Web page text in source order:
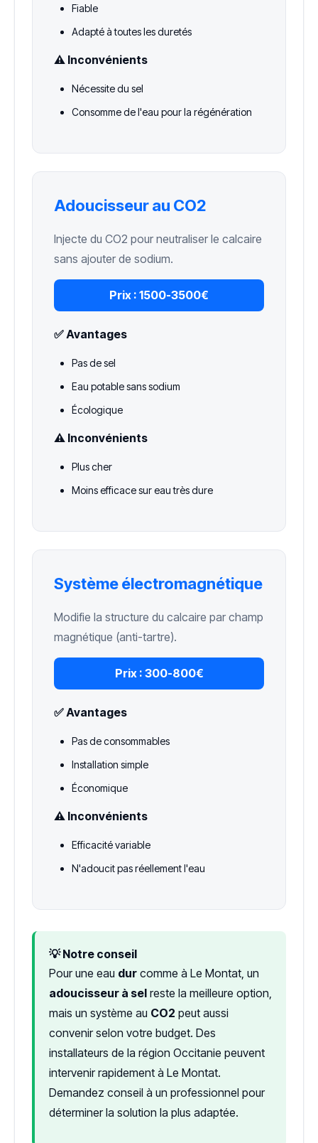
Fiable
Adapté à toutes les duretés
⚠️ Inconvénients
Nécessite du sel
Consomme de l'eau pour la régénération
Adoucisseur au CO2
Injecte du CO2 pour neutraliser le calcaire
sans ajouter de sodium.
Prix : 1500-3500€
✅ Avantages
Pas de sel
Eau potable sans sodium
Écologique
⚠️ Inconvénients
Plus cher
Moins efficace sur eau très dure
Système électromagnétique
Modifie la structure du calcaire par champ
magnétique (anti-tartre).
Prix : 300-800€
✅ Avantages
Pas de consommables
Installation simple
Économique
⚠️ Inconvénients
Efficacité variable
N'adoucit pas réellement l'eau
💡 Notre conseil
Pour une eau dur comme à Le Montat, un
adoucisseur à sel reste la meilleure option,
mais un système au CO2 peut aussi
convenir selon votre budget. Des
installateurs de la région Occitanie peuvent
intervenir rapidement à Le Montat.
Demandez conseil à un professionnel pour
déterminer la solution la plus adaptée.